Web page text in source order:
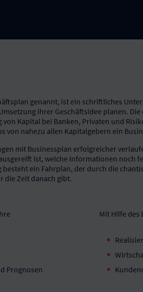
genannt, ist ein schriftliches
ihrer Geschäftsidee planen. Die
Kapital bei Banken, Privaten und
von nahezu allen Kapitalgebern ein
mit Businessplan erfolgreicher
ist, welche Informationen noch
besteht ein Fahrplan, der durch die
die Zeit danach gibt.
Prognosen
Mit Hilfe des